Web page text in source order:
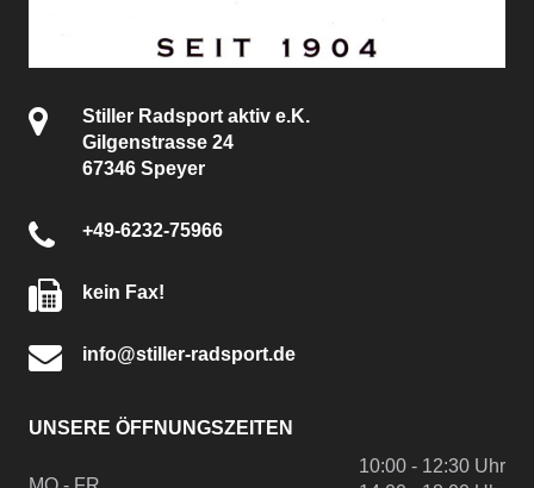
Stiller Radsport aktiv e.K.
Gilgenstrasse 24
67346 Speyer
+49-6232-75966
kein Fax!
info@stiller-radsport.de
UNSERE ÖFFNUNGSZEITEN
10:00 - 12:30 Uhr